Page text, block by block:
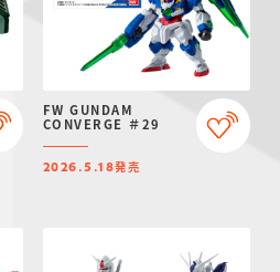
FW GUNDAM
CONVERGE ＃29
2026.5.18発売